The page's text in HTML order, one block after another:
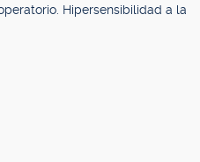
Hipersensibilidad a la